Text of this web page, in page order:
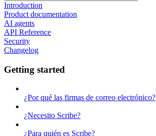
Introduction
Product documentation
AI agents
API Reference
Security
Changelog
Getting started
¿Por qué las firmas de correo electrónico?
¿Necesito Scribe?
¿Para quién es Scribe?